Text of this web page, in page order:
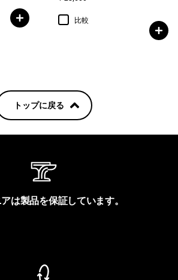
比較
トップに戻る
は製品を保証しています。